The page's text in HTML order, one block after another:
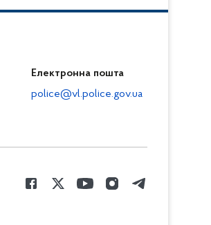
Електронна пошта
police@vl.police.gov.ua